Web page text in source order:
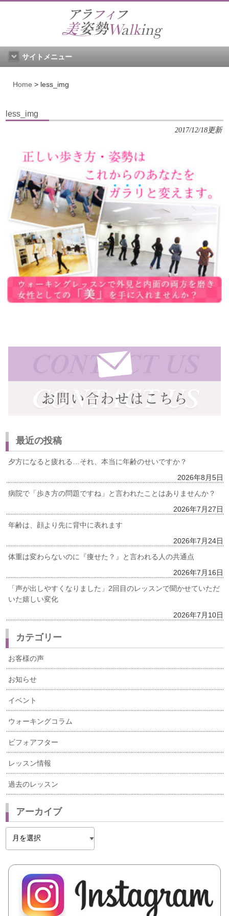
サイトメニュー
Home > less_img
less_img
2017/12/18更新
最近の投稿
夕方になると疲れる…それ、本当に年齢のせいですか？
2026年8月5日
病院で「歩き方の問題ですね」と言われたことはありませんか？
2026年7月27日
年齢は、顔より先に背中に表れます
2026年7月24日
体重は変わらないのに『痩せた？』と言われる人の共通点
2026年7月16日
「声が出しやすくなりました」2回目のレッスンで聞かせていただ
いた嬉しい変化
2026年7月10日
カテゴリー
お客様の声
お知らせ
イベント
ウォーキングコラム
ビフォアフター
レッスン情報
過去のレッスン
アーカイブ
イ